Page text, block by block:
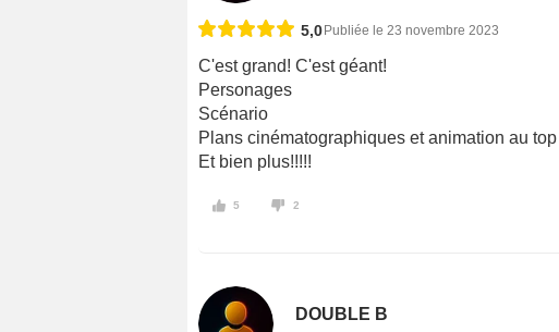
5,0Publiée le 23 novembre 2023
C'est grand! C'est géant!
Personages
Scénario
Plans cinématographiques et animation au top
Et bien plus!!!!!
5 2
DOUBLE B